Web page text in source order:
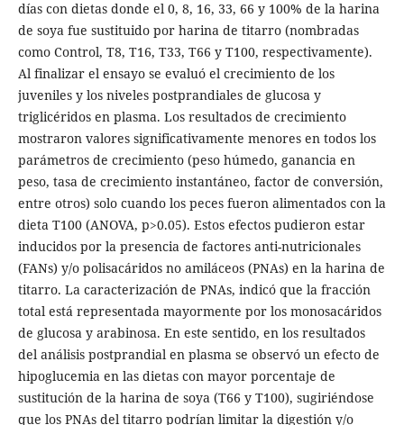
días con dietas donde el 0, 8, 16, 33, 66 y 100% de la harina
de soya fue sustituido por harina de titarro (nombradas
como Control, T8, T16, T33, T66 y T100, respectivamente).
Al finalizar el ensayo se evaluó el crecimiento de los
juveniles y los niveles postprandiales de glucosa y
triglicéridos en plasma. Los resultados de crecimiento
mostraron valores significativamente menores en todos los
parámetros de crecimiento (peso húmedo, ganancia en
peso, tasa de crecimiento instantáneo, factor de conversión,
entre otros) solo cuando los peces fueron alimentados con la
dieta T100 (ANOVA, p>0.05). Estos efectos pudieron estar
inducidos por la presencia de factores anti-nutricionales
(FANs) y/o polisacáridos no amiláceos (PNAs) en la harina de
titarro. La caracterización de PNAs, indicó que la fracción
total está representada mayormente por los monosacáridos
de glucosa y arabinosa. En este sentido, en los resultados
del análisis postprandial en plasma se observó un efecto de
hipoglucemia en las dietas con mayor porcentaje de
sustitución de la harina de soya (T66 y T100), sugiriéndose
que los PNAs del titarro podrían limitar la digestión y/o